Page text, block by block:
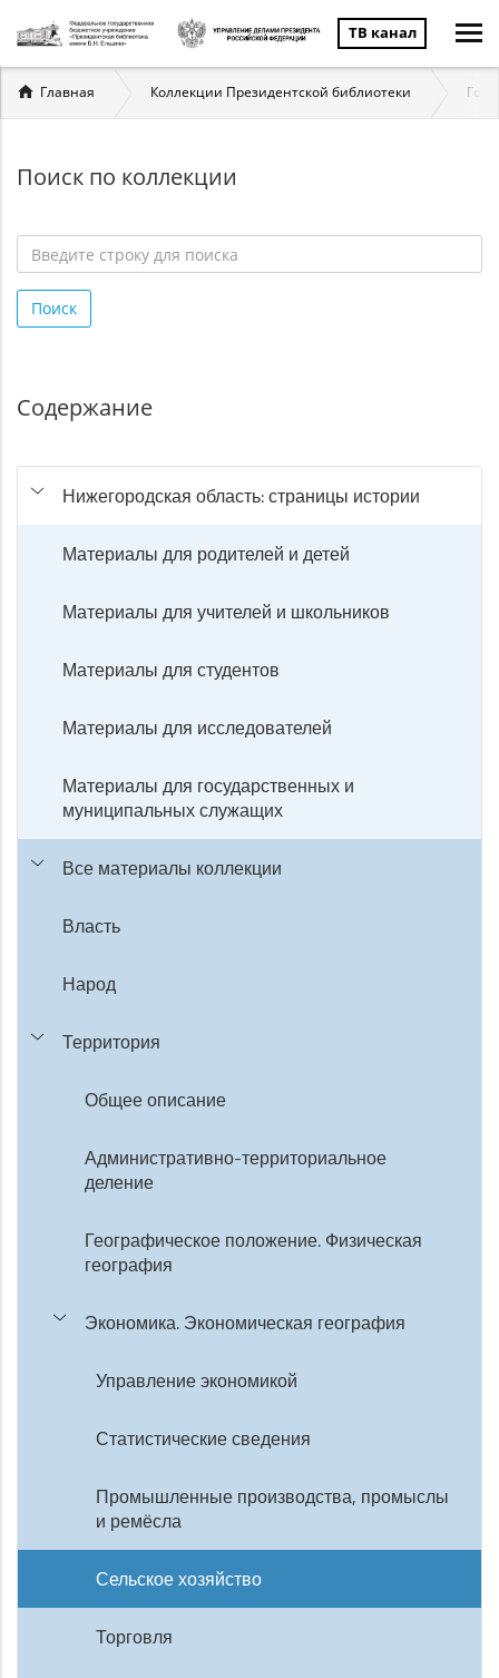
ТВ канал
Вы
здесь
Главная Коллекции Президентской библиотеки
Поиск по коллекции
строку
для
Поиск
Содержание
Нижегородская область: страницы истории
Материалы для родителей и детей
Материалы для учителей и школьников
Материалы для студентов
Материалы для исследователей
Материалы для государственных и
муниципальных служащих
Все материалы коллекции
Власть
Народ
Территория
Общее описание
Административно-территориальное
деление
Географическое положение. Физическая
география
Экономика. Экономическая география
Управление экономикой
Статистические сведения
Промышленные производства, промыслы
и ремёсла
Сельское хозяйство
Торговля